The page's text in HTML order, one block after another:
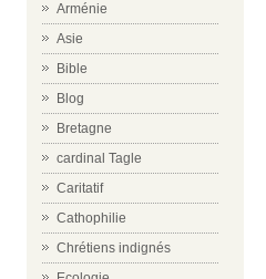
Arménie
Asie
Bible
Blog
Bretagne
cardinal Tagle
Caritatif
Cathophilie
Chrétiens indignés